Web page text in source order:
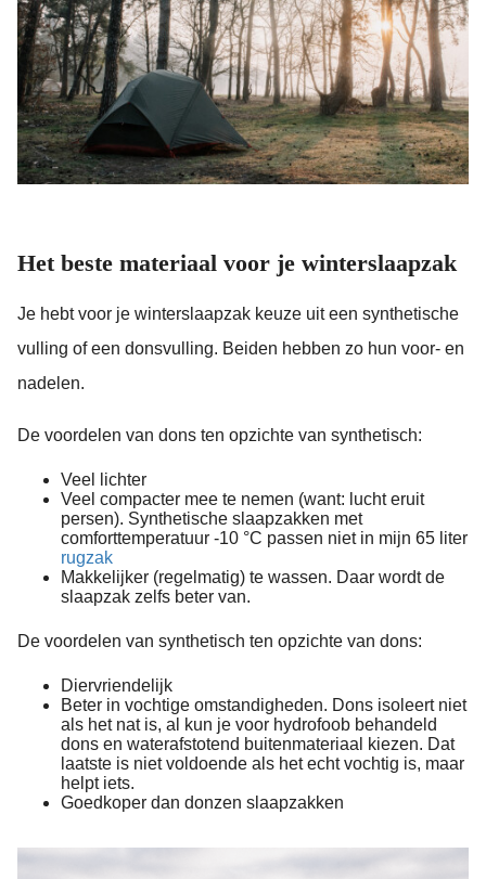
Het beste materiaal voor je winterslaapzak
Je hebt voor je winterslaapzak keuze uit een synthetische
vulling of een donsvulling. Beiden hebben zo hun voor- en
nadelen.
De voordelen van dons ten opzichte van synthetisch:
Veel lichter
Veel compacter mee te nemen (want: lucht eruit
persen). Synthetische slaapzakken met
comforttemperatuur -10 °C passen niet in mijn 65 liter
rugzak
Makkelijker (regelmatig) te wassen. Daar wordt de
slaapzak zelfs beter van.
De voordelen van synthetisch ten opzichte van dons:
Diervriendelijk
Beter in vochtige omstandigheden. Dons isoleert niet
als het nat is, al kun je voor hydrofoob behandeld
dons en waterafstotend buitenmateriaal kiezen. Dat
laatste is niet voldoende als het echt vochtig is, maar
helpt iets.
Goedkoper dan donzen slaapzakken